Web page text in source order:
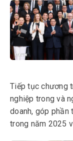
phòng toàn dân
Tiếp tục chương
nghiệp trong và
doanh, góp phần
trong năm 2025